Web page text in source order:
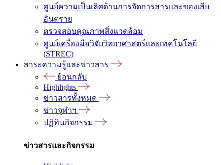
ศูนย์ความเป็นเลิศด้านการจัดการสารและของเสีย
อันตราย
ตรวจสอบคุณภาพสิ่งแวดล้อม
ศูนย์เครื่องมือวิจัยวิทยาศาสตร์และเทคโนโลยี
(STREC)
สาระความรู้และข่าวสาร
ย้อนกลับ
Highlights
ข่าวสารทั้งหมด
ข่าวจุฬาฯ
ปฏิทินกิจกรรม
ข่าวสารและกิจกรรม